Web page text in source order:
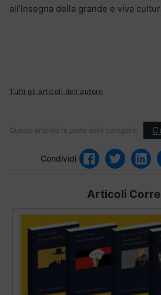
all’insegna della grande e viva
Tutti gli articoli dell'autore
Questo articolo fa parte delle categorie:
Condividi
Articoli